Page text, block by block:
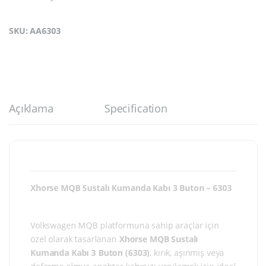
SKU: AA6303
Açıklama Specification
Xhorse MQB Sustalı Kumanda Kabı 3 Buton – 6303
Volkswagen MQB platformuna sahip araçlar için
özel olarak tasarlanan Xhorse MQB Sustalı
Kumanda Kabı 3 Buton (6303), kırık, aşınmış veya